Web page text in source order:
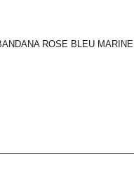
ROSE BLEU MARINE